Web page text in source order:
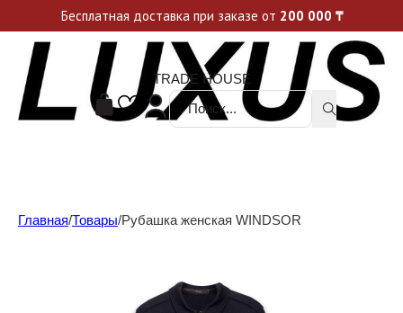
Уникальные акции и спецпредложения каждую неделю, не пропусти свой шанс
TRADE HOUSE
Поиск ...
Главная/Товары/Рубашка женская WINDSOR
Бесплатная доставка при заказе от 200 000 ₸